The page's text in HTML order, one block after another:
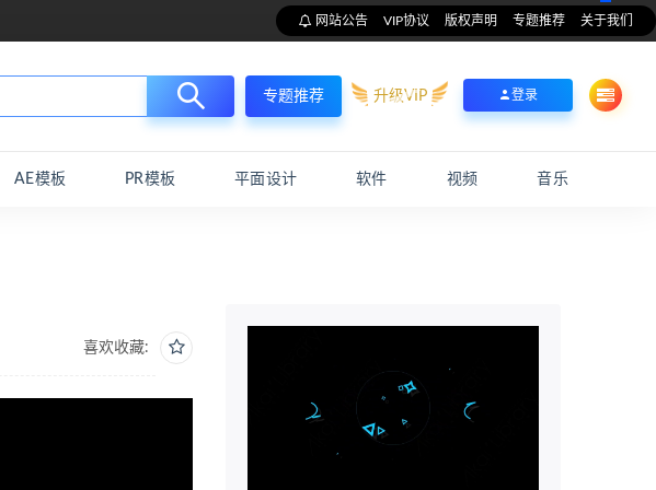
网站公告 VIP协议 版权声明 专题推荐 关于我们
专题推荐 升级VIP 登录
AE模板 PR模板 平面设计 软件 视频 音乐
喜欢收藏: